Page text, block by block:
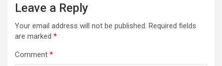
Leave a Reply
Your email address will not be published. Required fields
are marked *
Comment *